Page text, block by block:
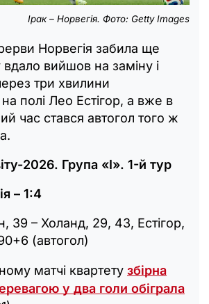
Ірак – Норвегія. Фото: Getty Images
Норвегія забила ще
вдало вийшов на заміну і
три хвилини
полі Лео Естігор, а вже в
час стався автогол того ж
2026. Група «I». 1-й тур
– 1:4
39 – Холанд, 29, 43, Естігор,
(автогол)
матчі квартету збірна
у два голи обіграла